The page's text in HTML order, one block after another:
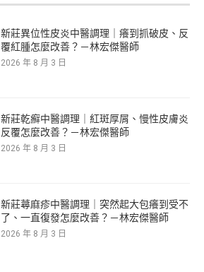
新莊異位性皮炎中醫調理｜癢到抓破皮、反
覆紅腫怎麼改善？－林宏傑醫師
2026 年 8 月 3 日
新莊乾癬中醫調理｜紅斑厚屑、慢性皮膚炎
反覆怎麼改善？－林宏傑醫師
2026 年 8 月 3 日
新莊蕁麻疹中醫調理｜突然起大包癢到受不
了、一直復發怎麼改善？－林宏傑醫師
2026 年 8 月 3 日